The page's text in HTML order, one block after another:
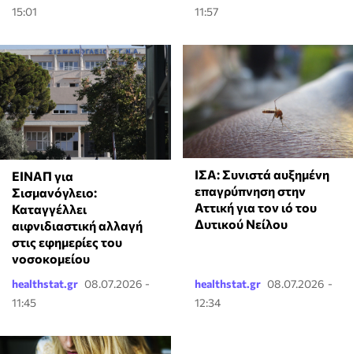
15:01
11:57
ΕΙΝΑΠ για
Σισμανόγλειο:
Καταγγέλλει
αιφνιδιαστική αλλαγή
στις εφημερίες του
νοσοκομείου
healthstat.gr 08.07.2026 -
11:45
ΙΣΑ: Συνιστά αυξημένη
επαγρύπνηση στην
Αττική για τον ιό του
Δυτικού Νείλου
healthstat.gr 08.07.2026 -
12:34